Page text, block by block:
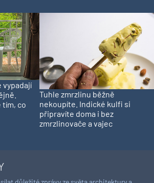
vypadají
tím, co
Tuhle zmrzlinu běžně
nekoupíte. Indické kulfi si
připravíte doma i bez
zmrzlinovače a vajec